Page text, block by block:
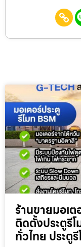
ร้านขายมอเ
ติดตั้งประตูรี
ทั่วไทย ประตู